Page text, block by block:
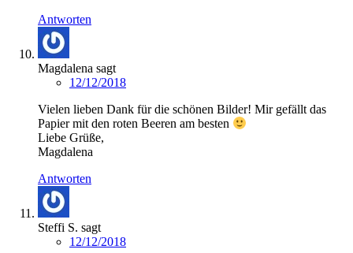
Antworten
Magdalena sagt
12/12/2018
Vielen lieben Dank für die schönen Bilder! Mir gefällt das
Papier mit den roten Beeren am besten
Liebe Grüße,
Magdalena
Antworten
Steffi S. sagt
12/12/2018